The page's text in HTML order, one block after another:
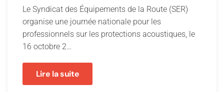
Le Syndicat des Équipements de la Route (SER)
organise une journée nationale pour les
professionnels sur les protections acoustiques, le
16 octobre 2…
Lire la suite